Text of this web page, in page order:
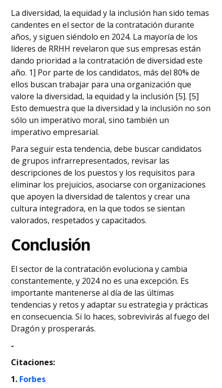
La diversidad, la equidad y la inclusión han sido temas
candentes en el sector de la contratación durante
años, y siguen siéndolo en 2024. La mayoría de los
líderes de RRHH revelaron que sus empresas están
dando prioridad a la contratación de diversidad este
año. 1] Por parte de los candidatos, más del 80% de
ellos buscan trabajar para una organización que
valore la diversidad, la equidad y la inclusión [5]. [5]
Esto demuestra que la diversidad y la inclusión no son
sólo un imperativo moral, sino también un
imperativo empresarial.
Para seguir esta tendencia, debe buscar candidatos
de grupos infrarrepresentados, revisar las
descripciones de los puestos y los requisitos para
eliminar los prejuicios, asociarse con organizaciones
que apoyen la diversidad de talentos y crear una
cultura integradora, en la que todos se sientan
valorados, respetados y capacitados.
Conclusión
El sector de la contratación evoluciona y cambia
constantemente, y 2024 no es una excepción. Es
importante mantenerse al día de las últimas
tendencias y retos y adaptar su estrategia y prácticas
en consecuencia. Si lo haces, sobrevivirás al fuego del
Dragón y prosperarás.
-
Citaciones:
1. Forbes